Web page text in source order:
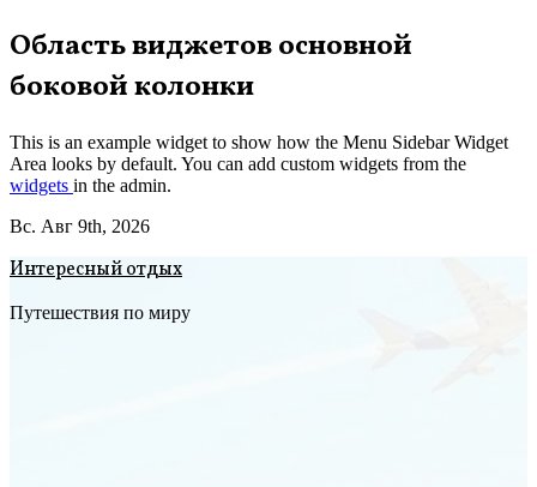
Перейти
к
содержимому
Область виджетов основной
боковой колонки
This is an example widget to show how the Menu Sidebar Widget
Area looks by default. You can add custom widgets from the
widgets in the admin.
Вс. Авг 9th, 2026
Интересный отдых
Путешествия по миру